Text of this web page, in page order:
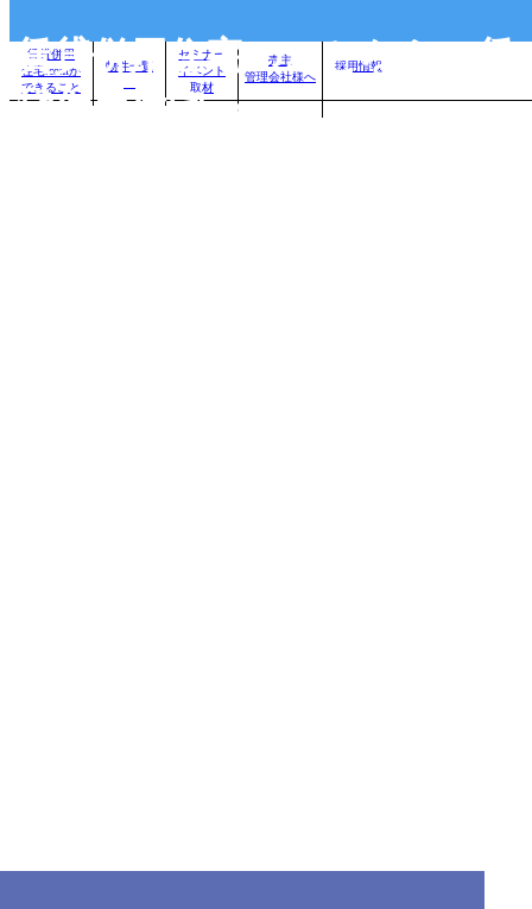
賃貸併用住宅のことなら、賃
貸併用住宅.com
賃貸併用
住宅.comが
できること
物件一覧
セミナー
イベント
取材
売主
管理会社様へ
採用情報